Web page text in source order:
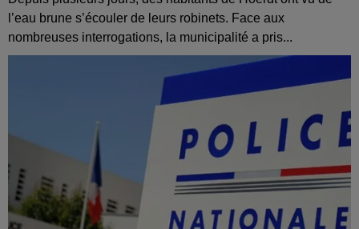
l’eau brune s’écouler de leurs robinets. Face aux
nombreuses interrogations, la municipalité a pris...